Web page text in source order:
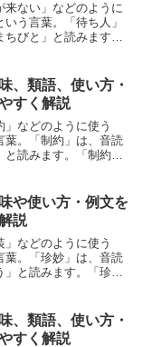
来ない」などのように
う言葉。「待ち人」
ちびと」と読みます。
語について、小説など
がら、わ...
、類語、使い方・
すく解説
」などのように使う
葉。「制約」は、音読
読みます。「制約」
、小説などの用例を紹
りやすく解説...
や使い方・例文を
説
」などのように使う
葉。「珍妙」は、音読
」と読みます。「珍
説などの用例を紹介し
解説していき...
、類語、使い方・
すく解説